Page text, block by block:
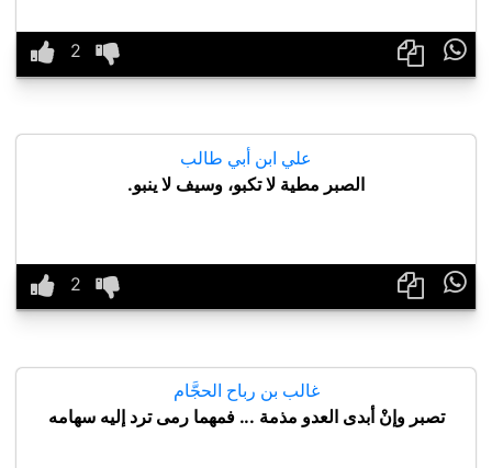

علي ابن أبي طالب
الصبر مطية لا تكبو، وسيف لا ينبو.

غالب بن رباح الحجَّام
تصبر وإنْ أبدى العدو مذمة ... فمهما رمى ترد إليه سهامه